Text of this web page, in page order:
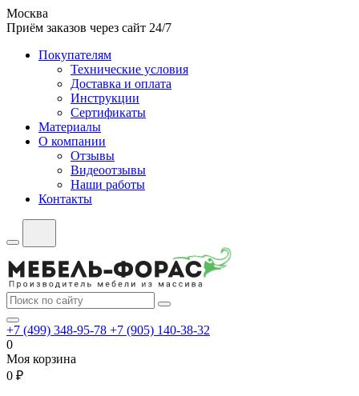
Москва
Приём заказов через сайт 24/7
Покупателям
Технические условия
Доставка и оплата
Инструкции
Сертификаты
Материалы
О компании
Отзывы
Видеоотзывы
Наши работы
Контакты
+7 (499) 348-95-78 +7 (905) 140-38-32
0
Моя корзина
0 ₽